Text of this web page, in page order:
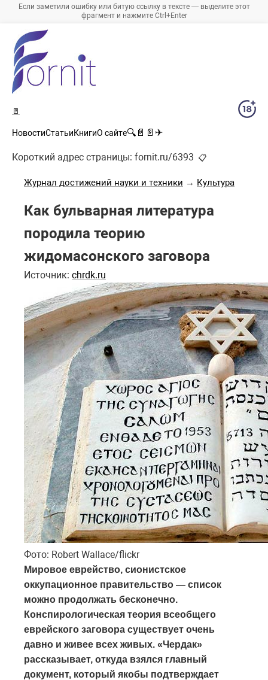
Если заметили ошибку или битую ссылку в тексте — выделите этот
фрагмент и нажмите Ctrl+Enter
🚪
НовостиСтатьиКнигиО сайте🔍 📄 📄 ✈
Короткий адрес страницы: fornit.ru/6393 📋
Журнал достижений науки и техники → Культура
Как бульварная литература
породила теорию
жидомасонского заговора
Источник: chrdk.ru
Фото: Robert Wallace/flickr
Мировое еврейство, сионистское
оккупационное правительство — список
можно продолжать бесконечно.
Конспирологическая теория всеобщего
еврейского заговора существует очень
давно и живее всех живых. «Чердак»
рассказывает, откуда взялся главный
документ, который якобы подтверждает